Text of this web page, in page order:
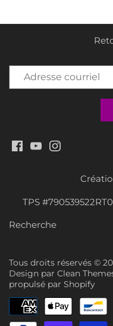
TPS
Recherche
Tous droits réservés ©
Design par Clean
propulsé par Shopify